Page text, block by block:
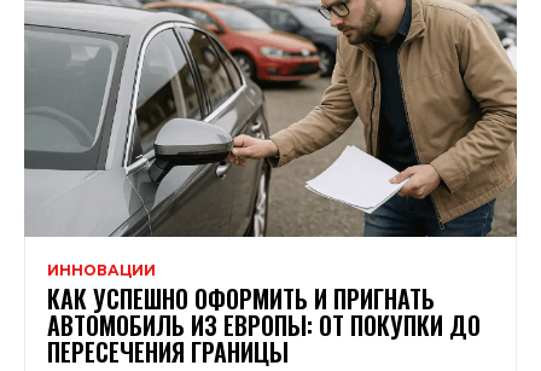
ИННОВАЦИИ
КАК УСПЕШНО ОФОРМИТЬ И ПРИГНАТЬ
АВТОМОБИЛЬ ИЗ ЕВРОПЫ: ОТ ПОКУПКИ ДО
ПЕРЕСЕЧЕНИЯ ГРАНИЦЫ